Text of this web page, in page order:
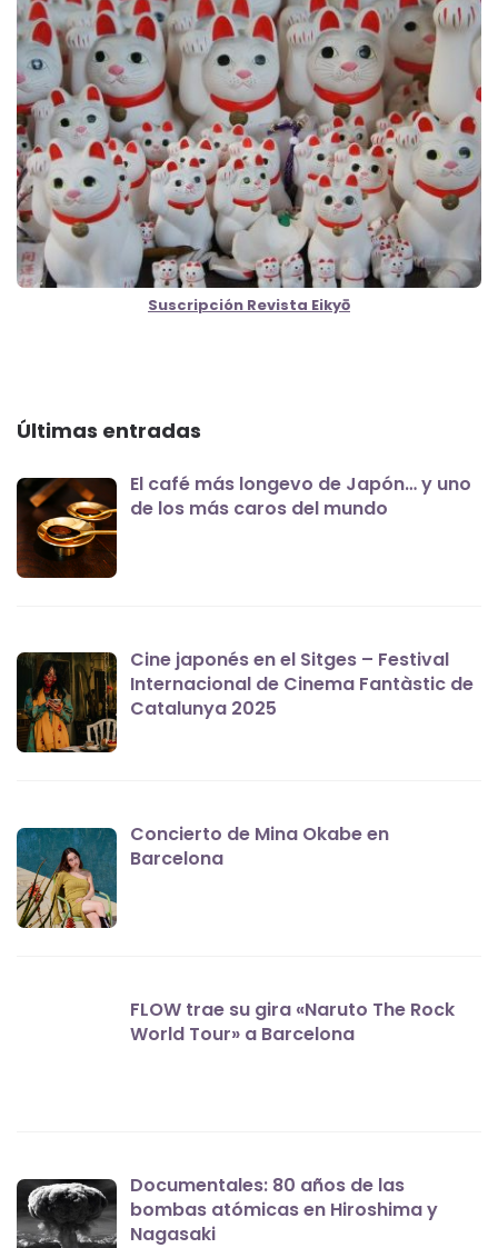
Suscripción Revista Eikyō
Últimas entradas
El café más longevo de Japón… y uno
de los más caros del mundo
Cine japonés en el Sitges – Festival
Internacional de Cinema Fantàstic de
Catalunya 2025
Concierto de Mina Okabe en
Barcelona
FLOW trae su gira «Naruto The Rock
World Tour» a Barcelona
Documentales: 80 años de las
bombas atómicas en Hiroshima y
Nagasaki